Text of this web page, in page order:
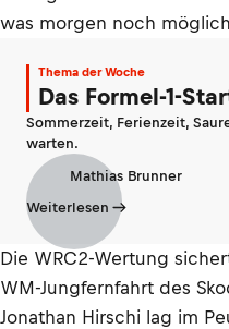
was morgen noch
Thema der Woche
Das Formel-1-
Sommerzeit, Ferienzeit,
warten.
Mathias Brunner
Weiterlesen
Die WRC2-Wertung
WM-Jungfernfahrt des
Jonathan Hirschi lag im